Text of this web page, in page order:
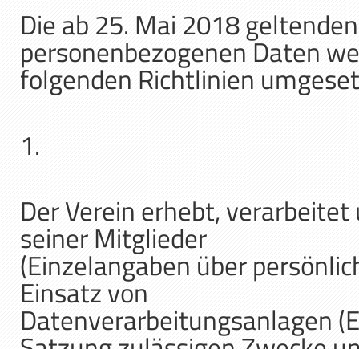
Die ab 25. Mai 2018
personenbezogenen Daten
folgenden Richtlinien
1.
Der Verein erhebt,
seiner Mitglieder
(Einzelangaben über
Einsatz von
Datenverarbeitungsanlagen